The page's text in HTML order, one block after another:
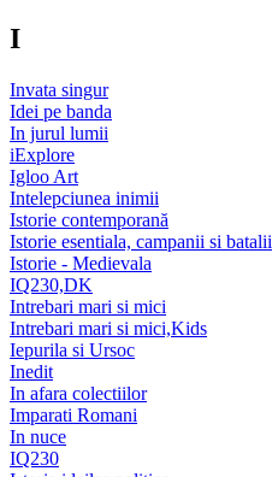
I
Invata singur
Idei pe banda
In jurul lumii
iExplore
Igloo Art
Intelepciunea inimii
Istorie contemporană
Istorie esentiala, campanii si batalii
Istorie - Medievala
IQ230,DK
Intrebari mari si mici
Intrebari mari si mici,Kids
Iepurila si Ursoc
Inedit
In afara colectiilor
Imparati Romani
In nuce
IQ230